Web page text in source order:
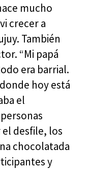
mucho
crecer a
También
“Mi papá
era barrial.
hoy está
el
desfile, los
chocolatada
y